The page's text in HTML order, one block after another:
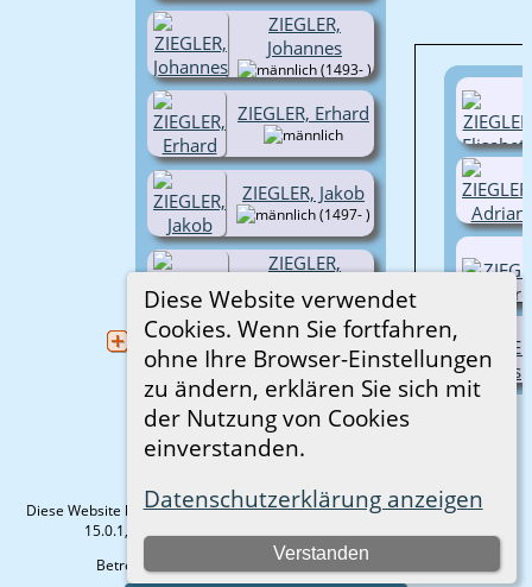
Diese Website verwendet
Cookies. Wenn Sie fortfahren,
ohne Ihre Browser-Einstellungen
zu ändern, erklären Sie sich mit
der Nutzung von Cookies
einverstanden.
Datenschutzerklärung anzeigen
Verstanden
ZIEGLER,
Johannes
(1493- )
ZIEGLER, Erhard
ZIEGLER, Jakob
(1497- )
ZIEGLER,
Junghans
(1498- )
ZIEGLER,
Itelhans
(1500-
1579)
Diese Website läuft mitThe Next Generation of Genealogy Sitebuilding
15.0.1, programmiert von Darrin Lythgoe © 2001-2026.
Betreut von
. | Datenschutzerklärung